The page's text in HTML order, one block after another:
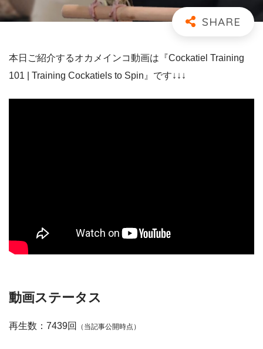
本日ご紹介するオカメインコ動画は『Cockatiel Training
101 | Training Cockatiels to Spin』です↓↓↓
動画ステータス
再生数：7439回 （当記事公開時点）